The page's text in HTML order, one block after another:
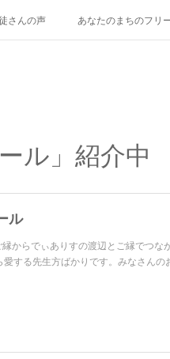
さんの声 あなたのまちのフリ
ル」紹介中
ル
からでぃありすの渡辺とご縁でつな
する先生方ばかりです。みなさん